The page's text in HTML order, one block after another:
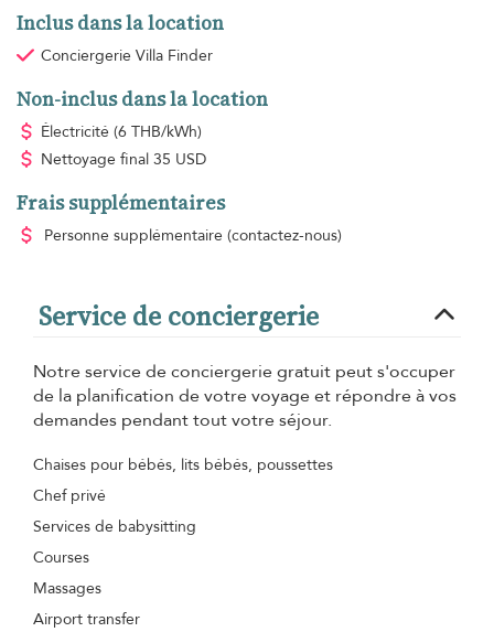
Inclus dans la location
Conciergerie Villa Finder
Non-inclus dans la location
Électricité (6 THB/kWh)
Nettoyage final 35 USD
Frais supplémentaires
Personne supplémentaire (contactez-nous)
Service de conciergerie
Notre service de conciergerie gratuit peut s'occuper
de la planification de votre voyage et répondre à vos
demandes pendant tout votre séjour.
Chaises pour bébés, lits bébés, poussettes
Chef privé
Services de babysitting
Courses
Massages
Airport transfer